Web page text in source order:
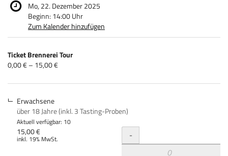
Mo, 22. Dezember 2025
Beginn: 14:00Uhr
Zum Kalender hinzufügen
Produkte
Unkategorisierte
Produkte
Ticket Brennerei Tour
von
bis
0,00 € – 15,00 €
Erwachsene
über 18 Jahre (inkl. 3 Tasting-Proben)
Aktuell verfügbar: 10
15,00 €
inkl. 19% MwSt. Menge
-